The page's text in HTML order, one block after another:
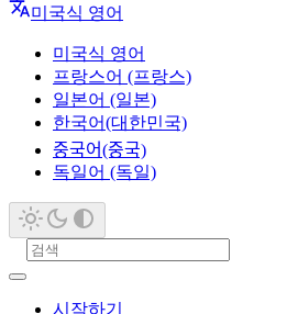
미국식 영어
미국식 영어
프랑스어 (프랑스)
일본어 (일본)
한국어(대한민국)
중국어(중국)
독일어 (독일)
시작하기